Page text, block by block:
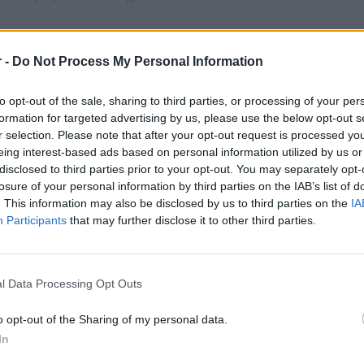
- Do Not Process My Personal Information
opt-out of the sale, sharing to third parties, or processing of your
for targeted advertising by us, please use the below opt-out
selection. Please note that after your opt-out request is processed
interest-based ads based on personal information utilized by us
to third parties prior to your opt-out. You may separately
of your personal information by third parties on the IAB’s list of
This information may also be disclosed by us to third parties on the
Participants that may further disclose it to other third parties.
Data Processing Opt Outs
opt-out of the Sharing of my personal data.
Πλήρης απασχόληση
20/07/2026
Reservation Agent / Front Office Agent
Τουρισμός - Ξενοδοχεία
ΘΕΣΣΑΛΟΝΙΚΗ
Υπάλληλος υποδοχής (νυχτερινή βάρδια)